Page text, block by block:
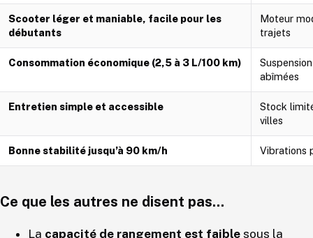
Scooter léger et maniable, facile pour les
débutants
Moteur
trajets
Consommation économique (2,5 à 3 L/100 km)
abîmées
Entretien simple et accessible
Stock
villes
Bonne stabilité jusqu’à 90 km/h Vibrations
Ce que les autres ne disent pas…
La capacité de rangement est faible sous la